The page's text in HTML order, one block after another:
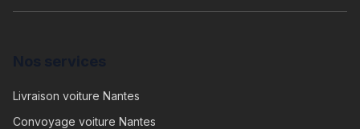
Livraison voiture Nantes
Convoyage voiture Nantes